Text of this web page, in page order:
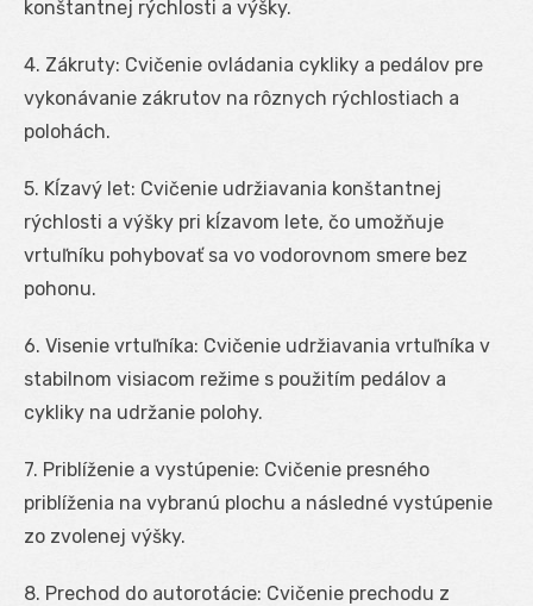
konštantnej rýchlosti a výšky.
4. Zákruty: Cvičenie ovládania cykliky a pedálov pre
vykonávanie zákrutov na rôznych rýchlostiach a
polohách.
5. Kĺzavý let: Cvičenie udržiavania konštantnej
rýchlosti a výšky pri kĺzavom lete, čo umožňuje
vrtuľníku pohybovať sa vo vodorovnom smere bez
pohonu.
6. Visenie vrtuľníka: Cvičenie udržiavania vrtuľníka v
stabilnom visiacom režime s použitím pedálov a
cykliky na udržanie polohy.
7. Priblíženie a vystúpenie: Cvičenie presného
priblíženia na vybranú plochu a následné vystúpenie
zo zvolenej výšky.
8. Prechod do autorotácie: Cvičenie prechodu z